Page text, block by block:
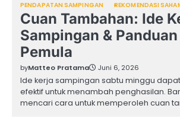
PENDAPATAN SAMPINGAN REKOMENDASI
Cuan Tambahan: Ide
Sampingan &
Pemula
byMatteo Pratama Juni 6, 2026
Ide kerja sampingan sabtu minggu
efektif untuk menambah penghasilan.
mencari cara untuk memperoleh cuan